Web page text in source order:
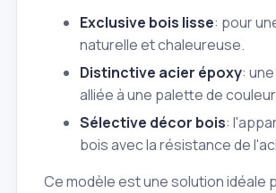
Exclusive bois lisse: pour
naturelle et chaleureuse.
Distinctive acier époxy:
alliée à une palette de
Sélective décor bois:
bois avec la résistance de
Ce modèle est une solution idéale